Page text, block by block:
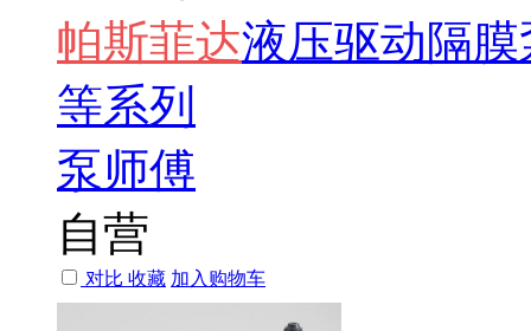
帕斯菲达液压驱动隔膜
等系列
泵师傅
自营
对比 收藏 加入购物车